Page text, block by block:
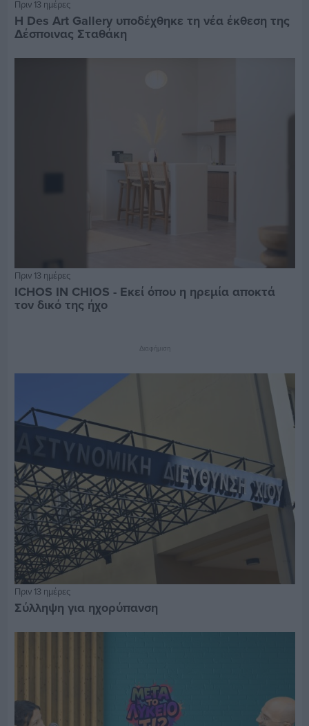
Πριν 13 ημέρες
Η Des Art Gallery υποδέχθηκε τη νέα έκθεση της
Δέσποινας Σταθάκη
Πριν 13 ημέρες
ICHOS IN CHIOS - Εκεί όπου η ηρεμία αποκτά
τον δικό της ήχο
Διαφήμιση
Πριν 13 ημέρες
Σύλληψη για ηχορύπανση